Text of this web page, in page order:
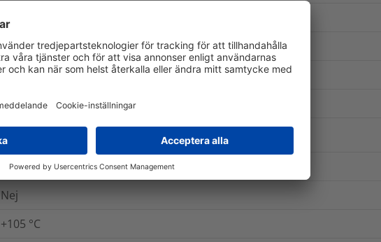
ASTM D638
400%
ASTM D638
30kV/mm
ANSI/UL 224, SAE - AMS - DTL-23053/5 Class 1
Nej
+105 °C